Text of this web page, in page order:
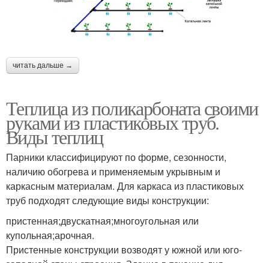
читать дальше →
Теплица из поликарбоната своими
руками из пластиковых труб.
Виды теплиц
Парники классифицируют по форме, сезонности,
наличию обогрева и применяемым укрывным и
каркасным материалам. Для каркаса из пластиковых
труб подходят следующие виды конструкции:
пристенная;двускатная;многоугольная или
купольная;арочная.
Пристенные конструкции возводят у южной или юго-